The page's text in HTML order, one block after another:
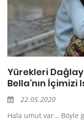
Yürekleri
Bella’nın İçimizi
22.05.2020
Hala umut var… Böyle